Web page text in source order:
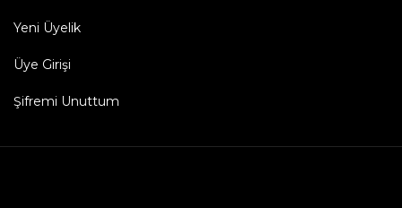
Yeni Üyelik
Üye Girişi
Şifremi Unuttum